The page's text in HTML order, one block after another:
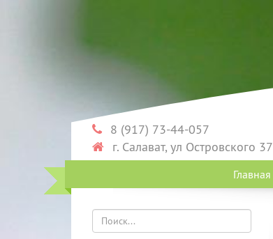
8 (917) 73-44-057
г. Салават, ул Островского 37
Главная